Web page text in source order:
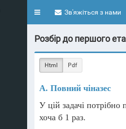
Toggle
Зв'яжіться з нами
Розбір до першого
Html Pdf
A. Повний чіназес
У цій задачі потрібно
хоча б 1 раз.